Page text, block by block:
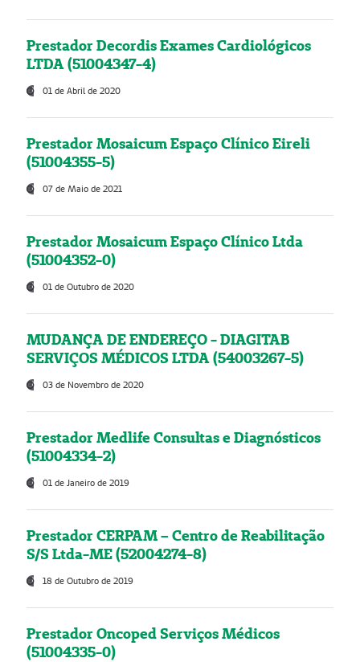
Prestador Decordis Exames Cardiológicos
LTDA (51004347-4)
01 de Abril de 2020
Prestador Mosaicum Espaço Clínico Eireli
(51004355-5)
07 de Maio de 2021
Prestador Mosaicum Espaço Clínico Ltda
(51004352-0)
01 de Outubro de 2020
MUDANÇA DE ENDEREÇO - DIAGITAB
SERVIÇOS MÉDICOS LTDA (54003267-5)
03 de Novembro de 2020
Prestador Medlife Consultas e Diagnósticos
(51004334-2)
01 de Janeiro de 2019
Prestador CERPAM – Centro de Reabilitação
S/S Ltda-ME (52004274-8)
18 de Outubro de 2019
Prestador Oncoped Serviços Médicos
(51004335-0)